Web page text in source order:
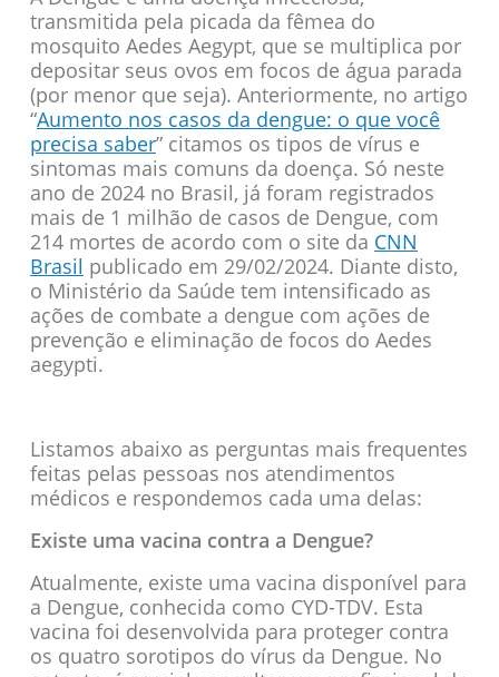
transmitida pela picada da fêmea do
mosquito Aedes Aegypt, que se multiplica por
depositar seus ovos em focos de água parada
(por menor que seja). Anteriormente, no artigo
“Aumento nos casos da dengue: o que você
precisa saber” citamos os tipos de vírus e
sintomas mais comuns da doença. Só neste
ano de 2024 no Brasil, já foram registrados
mais de 1 milhão de casos de Dengue, com
214 mortes de acordo com o site da CNN
Brasil publicado em 29/02/2024. Diante disto,
o Ministério da Saúde tem intensificado as
ações de combate a dengue com ações de
prevenção e eliminação de focos do Aedes
aegypti.
Listamos abaixo as perguntas mais frequentes
feitas pelas pessoas nos atendimentos
médicos e respondemos cada uma delas:
Existe uma vacina contra a Dengue?
Atualmente, existe uma vacina disponível para
a Dengue, conhecida como CYD-TDV. Esta
vacina foi desenvolvida para proteger contra
os quatro sorotipos do vírus da Dengue. No